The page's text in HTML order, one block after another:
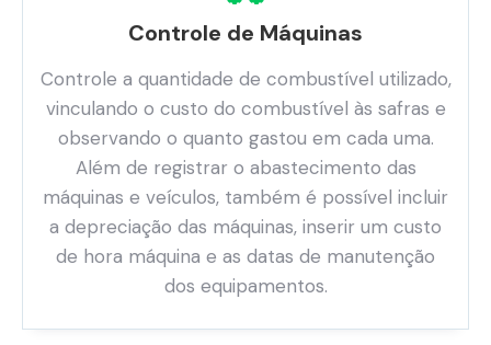
Controle de Máquinas
Controle a quantidade de combustível utilizado,
vinculando o custo do combustível às safras e
observando o quanto gastou em cada uma.
Além de registrar o abastecimento das
máquinas e veículos, também é possível incluir
a depreciação das máquinas, inserir um custo
de hora máquina e as datas de manutenção
dos equipamentos.